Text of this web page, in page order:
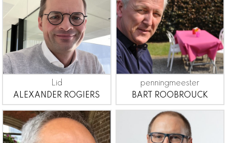
Lid
ALEXANDER ROGIERS
penningmeester
BART ROOBROUCK